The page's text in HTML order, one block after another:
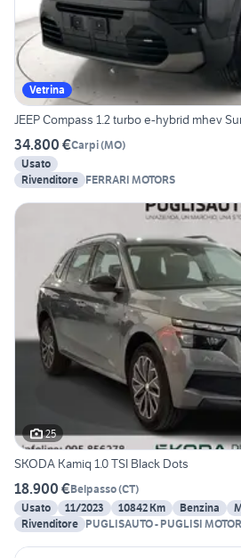
Vetrina
JEEP Compass 1.2 turbo e-hybrid mhev
34.800 €Carpi(MO)
Usato
Rivenditore FERRARI MOTORS
25
SKODA Kamiq 1.0 TSI Black Dots
18.900 €Belpasso(CT)
Usato
11/2023 10842 Km Benzina
Rivenditore